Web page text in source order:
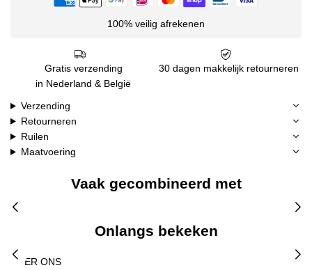
100% veilig afrekenen
Gratis verzending
in Nederland & België
30 dagen makkelijk retourneren
Verzending
Retourneren
Ruilen
Maatvoering
Vaak gecombineerd met
Onlangs bekeken
OVER ONS